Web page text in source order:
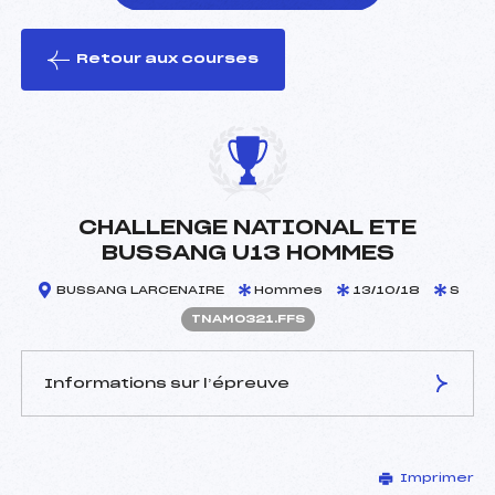
le ski
Retour aux courses
CHALLENGE NATIONAL ETE
BUSSANG U13 HOMMES
BUSSANG LARCENAIRE Hommes 13/10/18 S
TNAM0321.FFS
Informations sur l’épreuve
HOFFELINCK CHRISTIAN
Imprimer